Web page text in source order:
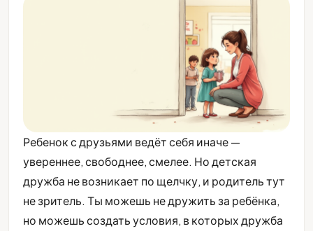
Ребенок с друзьями ведёт себя иначе —
увереннее, свободнее, смелее. Но детская
дружба не возникает по щелчку, и родитель тут
не зритель. Ты можешь не дружить за ребёнка,
но можешь создать условия, в которых дружба